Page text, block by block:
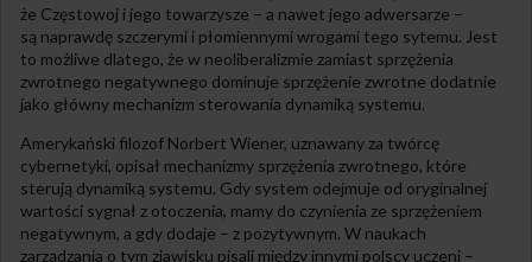
że Częstowoj i jego towarzysze – a nawet jego adwersarze –
są naprawdę szczerymi i płomiennymi wrogami tego sytemu. Jest
to możliwe dlatego, że w neoliberalizmie zamiast sprzężenia
zwrotnego negatywnego dominuje sprzężenie zwrotne dodatnie
jako główny mechanizm sterowania dynamiką systemu.
Amerykański filozof Norbert Wiener, uznawany za twórcę
cybernetyki, opisał mechanizmy sprzężenia zwrotnego, które
sterują dynamiką systemu. Gdy system odejmuje od oryginalnej
wartości sygnał z otoczenia, mamy do czynienia ze sprzężeniem
negatywnym, a gdy dodaje – z pozytywnym. W naukach
zarządzania o tym zjawisku pisali między innymi polscy uczeni –